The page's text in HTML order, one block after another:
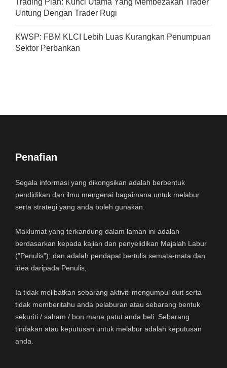
Untung Dengan Trader Rugi
KWSP: FBM KLCI Lebih Luas Kurangkan Penumpuan
Sektor Perbankan
Penafian
Segala informasi yang dikongsikan adalah berbentuk
pendidikan dan ilmu mengenai bagaimana untuk melabur
serta strategi yang anda boleh gunakan.
Maklumat yang terkandung dalam laman ini adalah
berdasarkan kepada kajian dan penyelidikan Majalah Labur
("Penulis"); dan adalah pendapat bertulis semata-mata dan
idea daripada Penulis,
Ia tidak melibatkan sebarang aktiviti mengumpul duit serta
tidak memberitahu anda pelaburan atau sebarang bentuk
sekuriti / saham / bon mana patut anda beli. Sebarang
tindakan atau keputusan untuk melabur adalah keputusan
anda.